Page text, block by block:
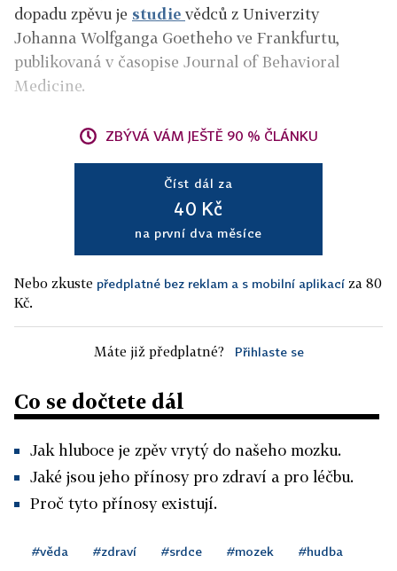
dopadu zpěvu je studie vědců z Univerzity
Johanna Wolfganga Goetheho ve Frankfurtu,
publikovaná v časopise Journal of Behavioral
Medicine.
ZBÝVÁ VÁM JEŠTĚ 90 % ČLÁNKU
Číst dál za
40 Kč
na první dva měsíce
Nebo zkuste předplatné bez reklam a s mobilní aplikací za 80
Kč.
Máte již předplatné? Přihlaste se
Co se dočtete dál
Jak hluboce je zpěv vrytý do našeho mozku.
Jaké jsou jeho přínosy pro zdraví a pro léčbu.
Proč tyto přínosy existují.
#věda #zdraví #srdce #mozek #hudba